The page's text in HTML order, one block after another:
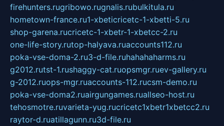
firehunters.rugribowo.rugnalis.rubulkitula.ru
hometown-france.ru1-xbeticricetc-1-xbetti-5.ru
shop-garena.rucricetc-1-xbetr-1-xbetcc-2.ru
one-life-story.rutop-halyava.ruaccounts112.ru
poka-vse-doma-2.ru3-d-file.ruhahahaharms.ru
g2012.rutst-1.rushaggy-cat.ruopsmgr.ruev-gallery.ru
g-2012.ruops-mgr.ruaccounts-112.rucsm-demo.ru
poka-vse-doma2.ruairgungames.ruallseo-host.ru
tehosmotre.ruvarieta-yug.rucricetc1xbetr1xbetcc2.ru
raytor-d.ruatillagunn.ru3d-file.ru